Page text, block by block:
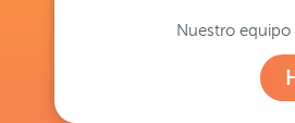
Nuestro